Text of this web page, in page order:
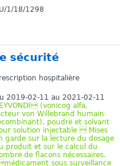
1/18/1298
sécurité
hospitalière
2019-02-11 au 2021-02-11
(vonicog alfa,
von Willebrand humain
poudre et solvant
solution injectable  Mises
garde sur la lecture du dosage
produit et sur le calcul du
de flacons nécessaires.
sous surveillance